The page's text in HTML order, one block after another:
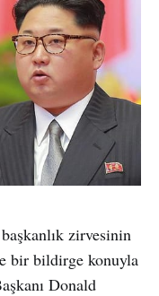
zirvesinin
bir bildirge konuyla
Donald